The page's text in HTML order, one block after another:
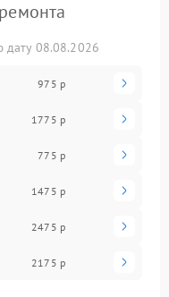
дату 08.08.2026
975 р
1775 р
775 р
1475 р
2475 р
2175 р